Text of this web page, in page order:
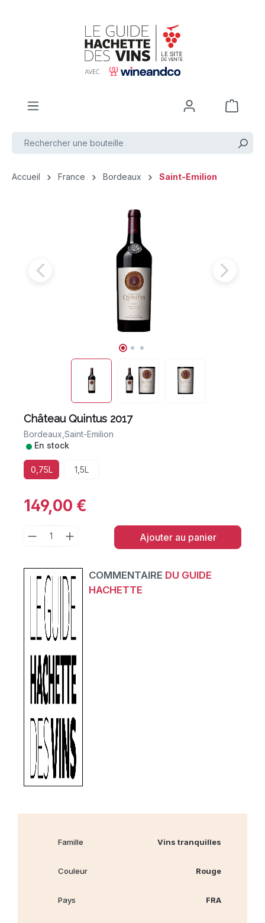
Accueil France Bordeaux Saint-Emilion
Château Quintus 2017
Bordeaux, Saint-Emilion
•En stock
0,75L 1,5L
149,00 €
Ajouter au panier
COMMENTAIRE DU GUIDE
HACHETTE
Famille Vins tranquilles
Couleur Rouge
Pays FRA